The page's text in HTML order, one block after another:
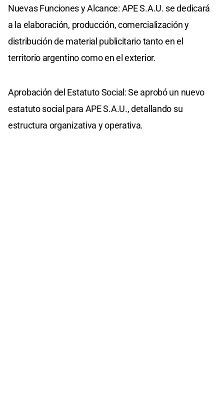
Nuevas Funciones y Alcance: APE S.A.U. se dedicará
a la elaboración, producción, comercialización y
distribución de material publicitario tanto en el
territorio argentino como en el exterior.
Aprobación del Estatuto Social: Se aprobó un nuevo
estatuto social para APE S.A.U., detallando su
estructura organizativa y operativa.